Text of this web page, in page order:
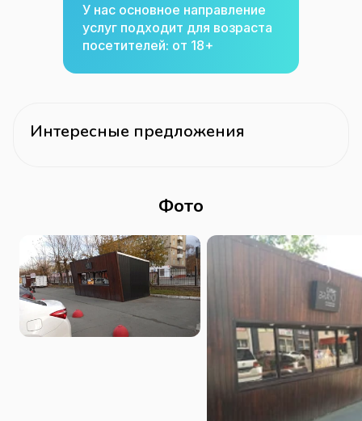
У нас основное направление
услуг подходит для возраста
посетителей: от 18+
Интересные предложения
Фото